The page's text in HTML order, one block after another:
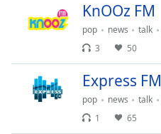
Playback
Rate
Chapters
Chapters
KnOOz FM
pop news talk
3
50
Express FM
pop news talk
1
65